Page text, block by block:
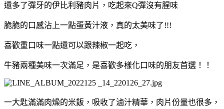
還多了彈牙的伊比利豬肉片，吃起來Q彈沒有腥味
脆脆的口感沾上一點蛋黃汁液，真的太美味了!!!
喜歡重口味一點還可以跟辣椒一起吃，
牛豬兩種美味一次滿足，是喜歡多樣化口味的朋友首選！！
一大匙滿滿肉燥的米飯，吸收了滷汁精華，肉片份量也很多，